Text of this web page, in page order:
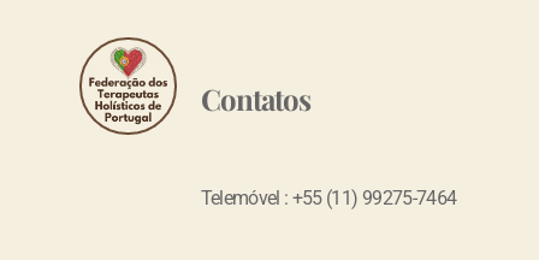
Contatos
Telemóvel : +55 (11) 99275-7464